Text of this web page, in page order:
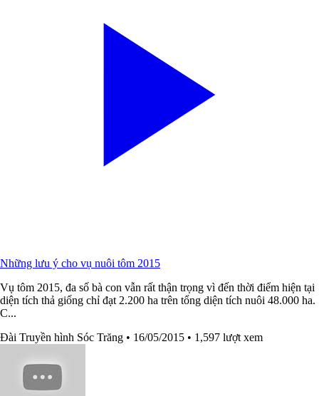
Những lưu ý cho vụ nuôi tôm 2015
Vụ tôm 2015, đa số bà con vẫn rất thận trọng vì đến thời điểm hiện tại
diện tích thả giống chỉ đạt 2.200 ha trên tổng diện tích nuôi 48.000 ha.
C...
Đài Truyền hình Sóc Trăng • 16/05/2015 • 1,597 lượt xem